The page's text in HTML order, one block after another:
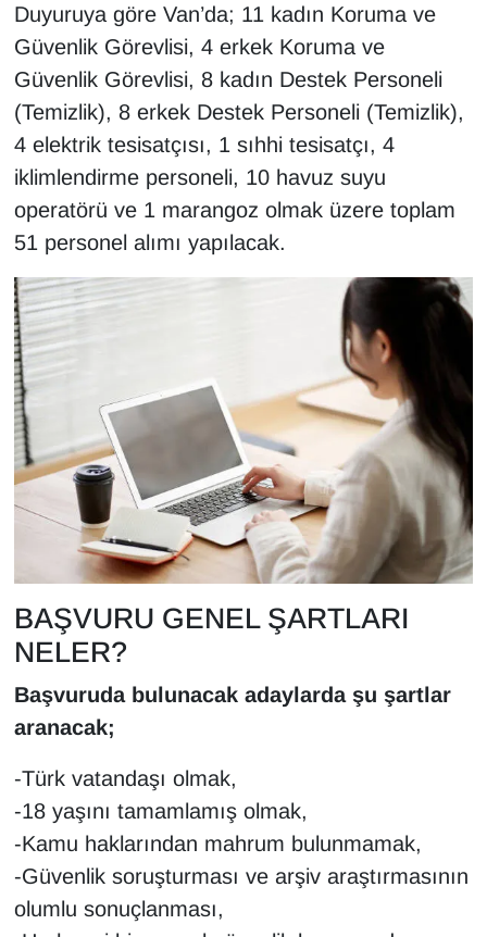
Duyuruya göre Van’da; 11 kadın Koruma ve
Güvenlik Görevlisi, 4 erkek Koruma ve
Güvenlik Görevlisi, 8 kadın Destek Personeli
(Temizlik), 8 erkek Destek Personeli (Temizlik),
4 elektrik tesisatçısı, 1 sıhhi tesisatçı, 4
iklimlendirme personeli, 10 havuz suyu
operatörü ve 1 marangoz olmak üzere toplam
51 personel alımı yapılacak.
BAŞVURU GENEL ŞARTLARI
NELER?
Başvuruda bulunacak adaylarda şu şartlar
aranacak;
-Türk vatandaşı olmak,
-18 yaşını tamamlamış olmak,
-Kamu haklarından mahrum bulunmamak,
-Güvenlik soruşturması ve arşiv araştırmasının
olumlu sonuçlanması,
SİYASET
SPOR
TEBRİK
TEKNOLOJİ
VAN'DA SPOR
YAŞAM
YEREL